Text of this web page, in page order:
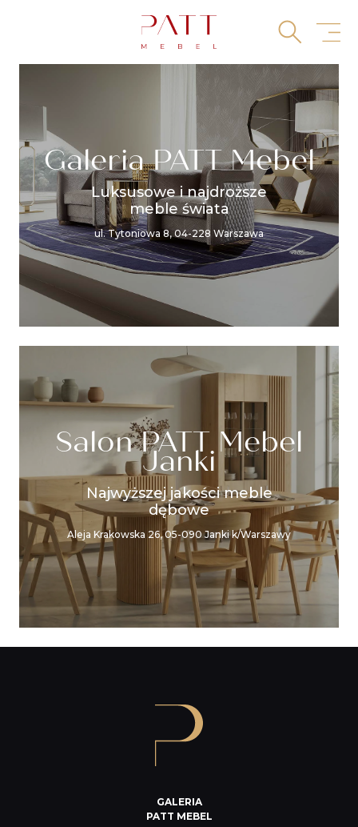
Galeria PATT Mebel
Luksusowe i najdroższe
meble świata
ul. Tytoniowa 8, 04-228 Warszawa
Salon PATT Mebel
Janki
Najwyższej jakości meble
dębowe
Aleja Krakowska 26, 05-090 Janki k/Warszawy
GALERIA
PATT MEBEL